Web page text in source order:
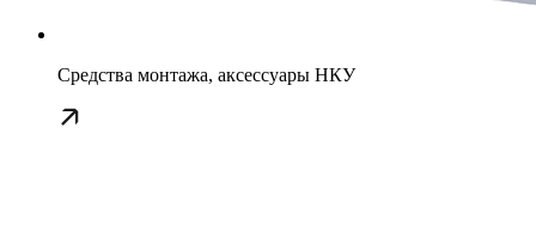
Средства монтажа, аксессуары НКУ